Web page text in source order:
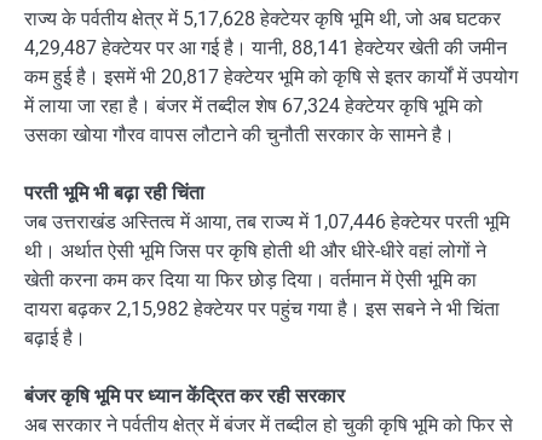
राज्य के पर्वतीय क्षेत्र में 5,17,628 हेक्टेयर कृषि भूमि थी, जो अब घटकर
4,29,487 हेक्टेयर पर आ गई है। यानी, 88,141 हेक्टेयर खेती की जमीन
कम हुई है। इसमें भी 20,817 हेक्टेयर भूमि को कृषि से इतर कार्यों में उपयोग
में लाया जा रहा है। बंजर में तब्दील शेष 67,324 हेक्टेयर कृषि भूमि को
उसका खोया गौरव वापस लौटाने की चुनौती सरकार के सामने है।
परती भूमि भी बढ़ा रही चिंता
जब उत्तराखंड अस्तित्व में आया, तब राज्य में 1,07,446 हेक्टेयर परती भूमि
थी। अर्थात ऐसी भूमि जिस पर कृषि होती थी और धीरे-धीरे वहां लोगों ने
खेती करना कम कर दिया या फिर छोड़ दिया। वर्तमान में ऐसी भूमि का
दायरा बढ़कर 2,15,982 हेक्टेयर पर पहुंच गया है। इस सबने ने भी चिंता
बढ़ाई है।
बंजर कृषि भूमि पर ध्यान केंद्रित कर रही सरकार
अब सरकार ने पर्वतीय क्षेत्र में बंजर में तब्दील हो चुकी कृषि भूमि को फिर से